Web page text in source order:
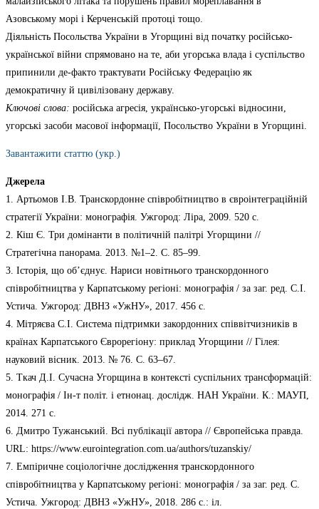
Азовському морі і Керченській протоці тощо.
Діяльність Посольства України в Угорщині від початку російсько-
української війни спрямовано на те, аби угорська влада і суспільство
припинили де-факто трактувати Російську Федерацію як
демократичну й цивілізовану державу.
Ключові слова: російська агресія, українсько-угорські відносини,
угорські засоби масової інформації, Посольство України в Угорщині.
Завантажити статтю (укр.)
Джерела
1. Артьомов І.В. Транскордонне співробітництво в євроінтеграційній
стратегії України: монографія. Ужгород: Ліра, 2009. 520 с.
2. Кіш Є. Три домінанти в політичній палітрі Угорщини //
Стратегічна панорама. 2013. №1–2. С. 85–99.
3. Історія, що об’єднує. Нариси новітнього транскордонного
співробітництва у Карпатському регіоні: монографія / за заг. ред. С.І.
Устича. Ужгород: ДВНЗ «УжНУ», 2017. 456 с.
4. Мітряєва С.І. Система підтримки закордонних співвітчизників в
країнах Карпатського Єврорегіону: приклад Угорщини // Гілея:
науковий вісник. 2013. № 76. С. 63–67.
5. Ткач Д.І. Сучасна Угорщина в контексті суспільних трансформацій:
монографія / Ін-т політ. і етнонац. дослідж. НАН України. К.: МАУП,
2014. 271 с.
6. Дмитро Тужанський. Всі публікації автора // Європейська правда.
URL: https://www.eurointegration.com.ua/authors/tuzanskiy/
7. Емпіричне соціологічне дослідження транскордонного
співробітництва у Карпатському регіоні: монографія / за заг. ред. С.
Устича. Ужгород: ДВНЗ «УжНУ», 2018. 286 с.: іл.